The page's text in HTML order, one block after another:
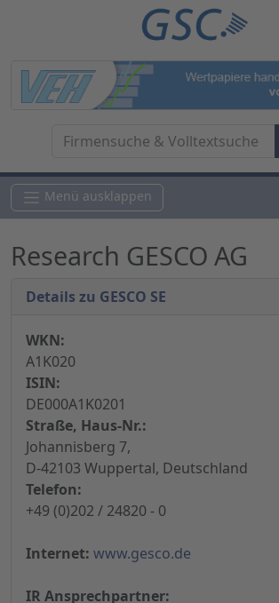
Menü ausklappen
Research GESCO AG
Details zu GESCO SE
WKN:
A1K020
ISIN:
DE000A1K0201
Straße, Haus-Nr.:
Johannisberg 7,
D-42103 Wuppertal, Deutschland
Telefon:
+49 (0)202 / 24820 - 0
Internet: www.gesco.de
IR Ansprechpartner: